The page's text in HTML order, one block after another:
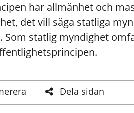
har allmänhet och
det vill säga statliga
Som statlig myndighet
Dela sidan